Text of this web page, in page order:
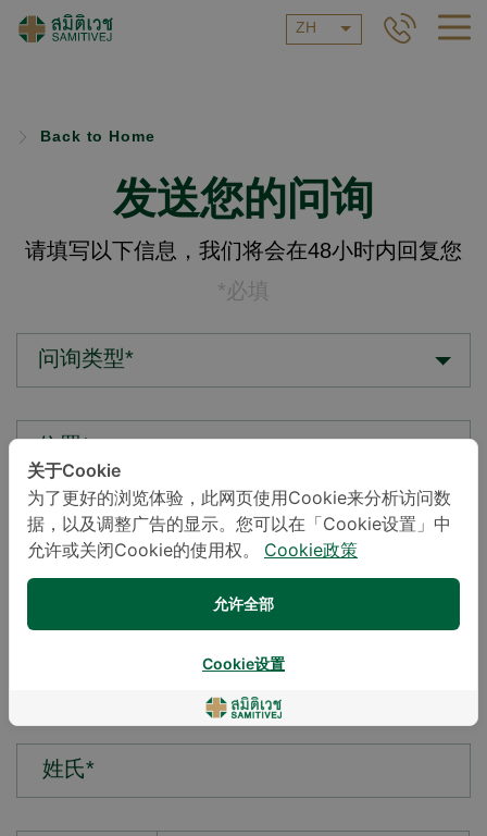
ZH
Back to Home
发送您的问询
请填写以下信息，我们将会在48小时内回复您
*必填
问询类型*
您的疑问*
姓氏*
关于Cookie
为了更好的浏览体验，此网页使用Cookie来分析访问数
据，以及调整广告的显示。您可以在「Cookie设置」中
允许或关闭Cookie的使用权。
Cookie政策
允许全部
Cookie设置